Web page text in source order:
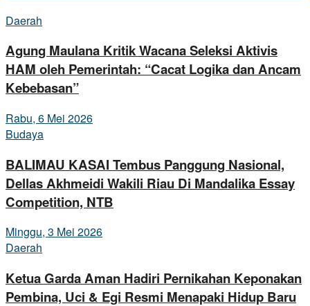
Daerah
Agung Maulana Kritik Wacana Seleksi Aktivis
HAM oleh Pemerintah: “Cacat Logika dan Ancam
Kebebasan”
Rabu, 6 Mei 2026
Budaya
BALIMAU KASAI Tembus Panggung Nasional,
Dellas Akhmeidi Wakili Riau Di Mandalika Essay
Competition, NTB
Minggu, 3 Mei 2026
Daerah
Ketua Garda Aman Hadiri Pernikahan Keponakan
Pembina, Uci & Egi Resmi Menapaki Hidup Baru